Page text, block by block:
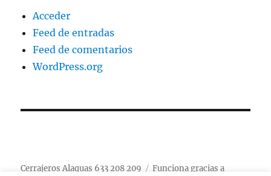
Acceder
Feed de entradas
Feed de comentarios
WordPress.org
Cerrajeros Alaquas 633 208 209 Funciona gracias a